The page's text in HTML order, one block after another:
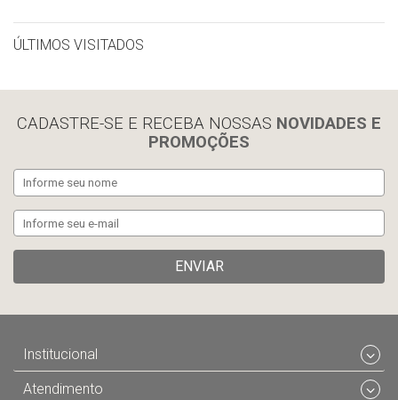
ÚLTIMOS VISITADOS
CADASTRE-SE E RECEBA NOSSAS NOVIDADES E
PROMOÇÕES
ENVIAR
Institucional
Atendimento